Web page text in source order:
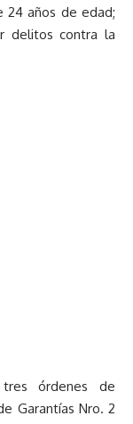
24 años de edad;
delitos contra la
órdenes de
Garantías Nro. 2